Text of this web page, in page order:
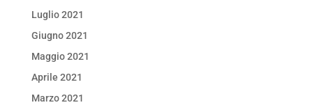
Luglio 2021
Giugno 2021
Maggio 2021
Aprile 2021
Marzo 2021